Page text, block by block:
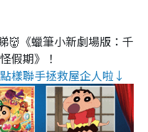
👹《蠟筆小新劇場版：千
假期》！
樣聯手拯救屋企人啦↓